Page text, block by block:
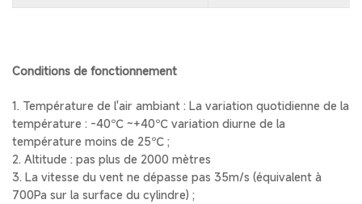
Conditions de fonctionnement
1. Température de l'air ambiant : La variation quotidienne de la
température : -40℃ ~+40℃ variation diurne de la
température moins de 25℃ ;
2. Altitude : pas plus de 2000 mètres
3. La vitesse du vent ne dépasse pas 35m/s (équivalent à
700Pa sur la surface du cylindre) ;